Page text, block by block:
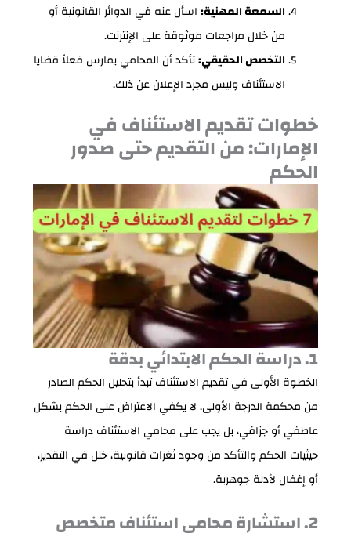
السمعة المهنية:اسأل عنه في الدوائر القانونية أو
من خلال مراجعات موثوقة على الإنترنت.
التخصص الحقيقي:تأكد أن المحامي يمارس فعلاً قضايا
الاستئناف وليس مجرد الإعلان عن ذلك.
خطوات تقديم الاستئناف في
الإمارات: من التقديم حتى صدور
الحكم
1. دراسة الحكم الابتدائي بدقة
الخطوة الأولى في تقديم الاستئناف تبدأ بتحليل الحكم الصادر
من محكمة الدرجة الأولى. لا يكفي الاعتراض على الحكم بشكل
عاطفي أو جزافي، بل يجب على محامي الاستئناف دراسة
حيثيات الحكم والتأكد من وجود ثغرات قانونية، خلل في التقدير،
أو إغفال لأدلة جوهرية.
2. استشارة محامي استئناف متخصص